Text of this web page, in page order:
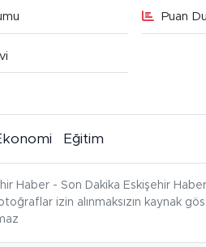
Puan
Eğitim
Haber - Son Dakika Eskişehir
izin alınmaksızın kaynak